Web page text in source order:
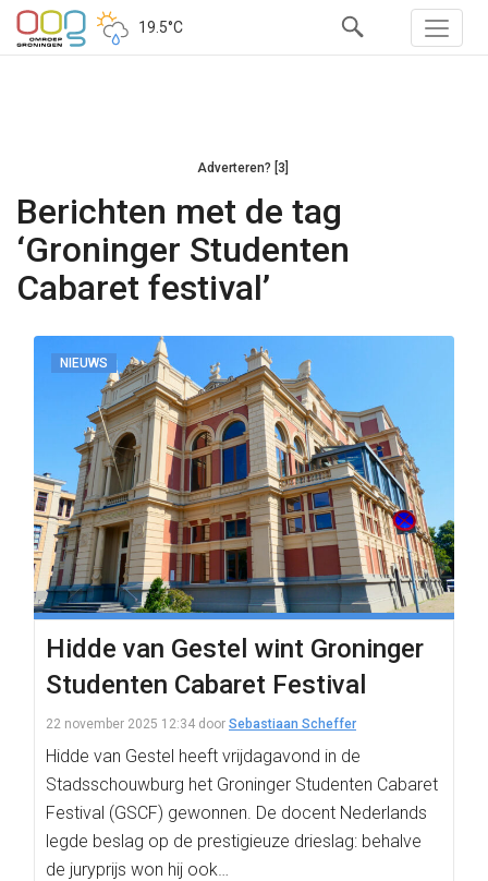
19.5°C
Adverteren? [3]
Berichten met de tag
‘Groninger Studenten
Cabaret festival’
NIEUWS
Hidde van Gestel wint Groninger
Studenten Cabaret Festival
22 november 2025 12:34 door Sebastiaan Scheffer
Hidde van Gestel heeft vrijdagavond in de
Stadsschouwburg het Groninger Studenten Cabaret
Festival (GSCF) gewonnen. De docent Nederlands
legde beslag op de prestigieuze drieslag: behalve
de juryprijs won hij ook…